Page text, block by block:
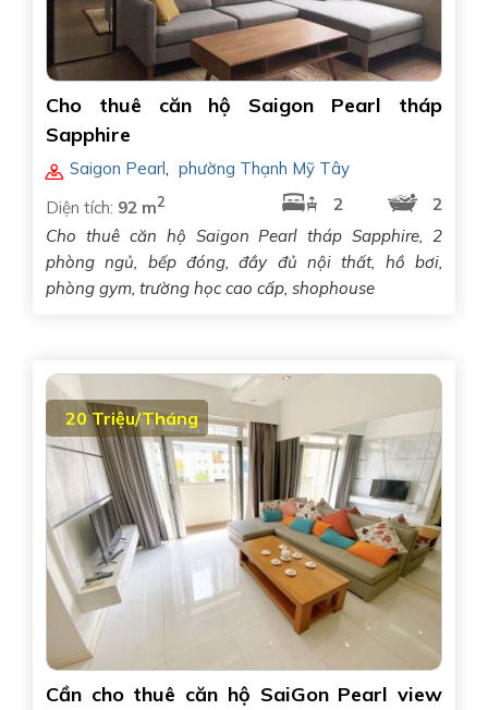
Cho thuê căn hộ Saigon Pearl tháp
Sapphire
Saigon Pearl
phường Thạnh Mỹ Tây
Diện tích: 92 m2 2
2
Cho thuê căn hộ Saigon Pearl tháp Sapphire, 2
phòng ngủ, bếp đóng, đầy đủ nội thất, hồ bơi,
phòng gym, trường học cao cấp, shophouse
20 Triệu/Tháng
Cần cho thuê căn hộ SaiGon Pearl view